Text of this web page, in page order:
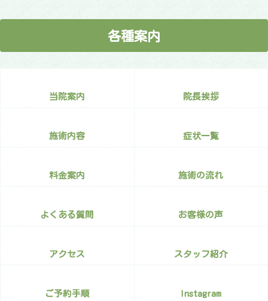
各種案内
当院案内 院長挨拶
施術内容 症状一覧
料金案内 施術の流れ
よくある質問 お客様の声
アクセス スタッフ紹介
ご予約手順 Instagram